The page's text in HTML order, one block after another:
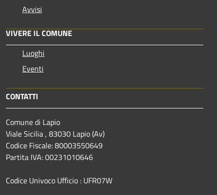
Avvisi
VIVERE IL COMUNE
Luoghi
Eventi
CONTATTI
Comune di Lapio
Viale Sicilia , 83030 Lapio (Av)
Codice Fiscale: 80003550649
Partita IVA: 00231010646
Codice Univoco Ufficio : UFR07W